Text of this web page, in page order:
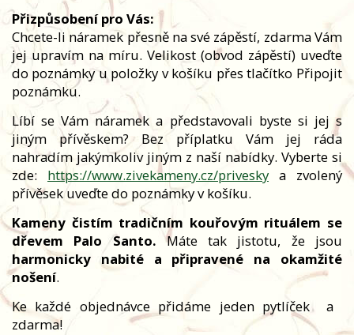
Přizpůsobení pro Vás:
Chcete-li náramek přesně na své zápěstí, zdarma Vám
jej upravím na míru. Velikost (obvod zápěstí) uveďte
do poznámky u položky v košíku přes tlačítko Připojit
poznámku.
Líbí se Vám náramek a představovali byste si jej s
jiným přívěskem? Bez příplatku Vám jej ráda
nahradím jakýmkoliv jiným z naší nabídky. Vyberte si
zde: https://www.zivekameny.cz/priveskya zvolený
přívěsek uveďte do poznámky v košíku.
Kameny čistím tradičním kouřovým rituálem se
dřevem Palo Santo. Máte tak jistotu, že jsou
harmonicky nabité a připravené na okamžité
nošení.
Ke každé objednávce přidáme jeden pytlíček
a
zdarma!